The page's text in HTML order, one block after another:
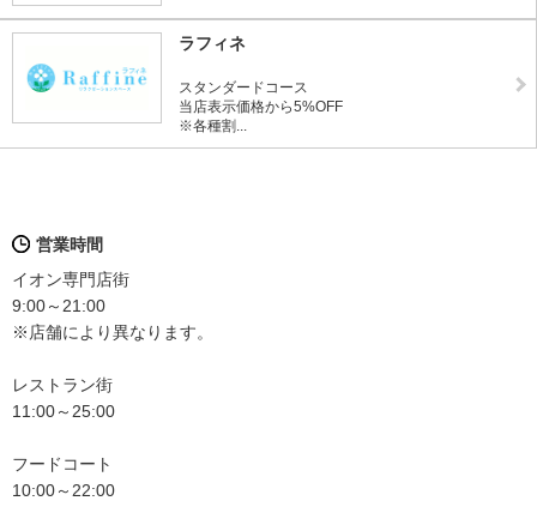
ラフィネ
スタンダードコース
当店表示価格から5%OFF
※各種割...
営業時間
イオン専門店街
9:00～21:00
※店舗により異なります。
レストラン街
11:00～25:00
フードコート
10:00～22:00